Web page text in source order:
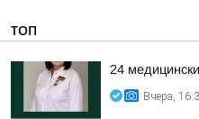
ТОП
24
Вчера,